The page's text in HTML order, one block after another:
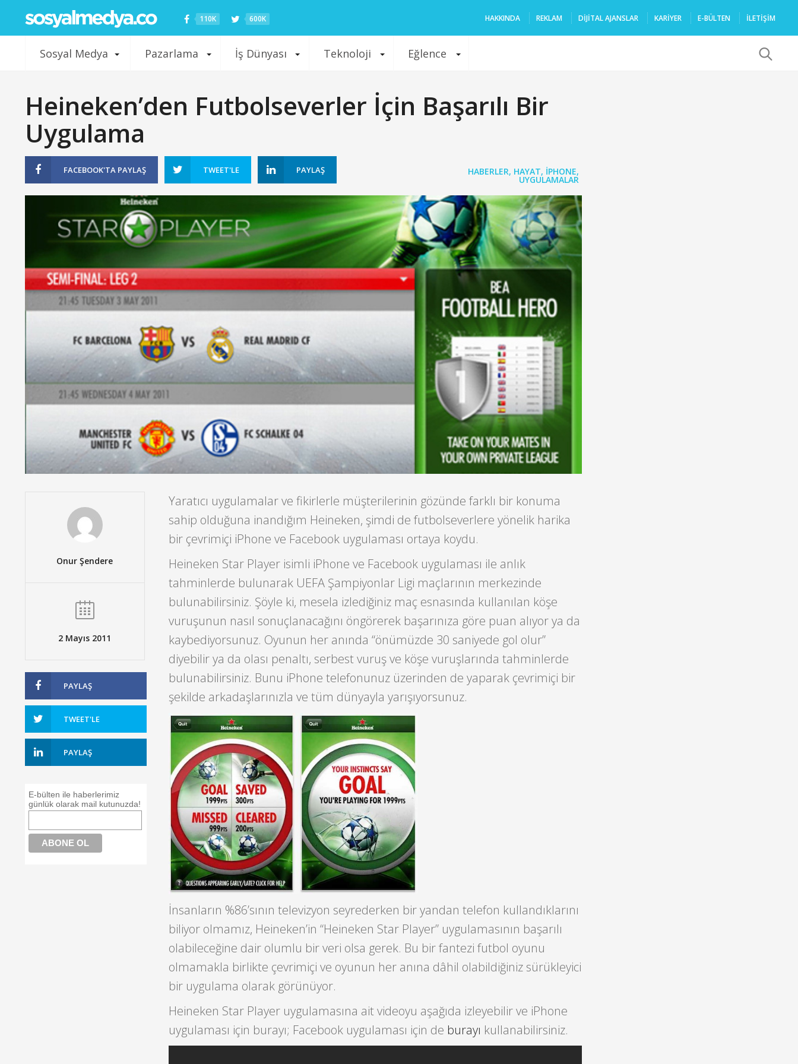
110K 600K HAKKINDA REKLAM DIJITAL AJANSLAR KARIYER E-BÜLTEN İLETİŞİM
Sosyal Medya Pazarlama İş Dünyası Teknoloji Eğlence
Heineken’den Futbolseverler İçin Başarılı Bir
Uygulama
FACEBOOK'TA PAYLAŞ TWEET'LE PAYLAŞ HABERLER, HAYAT, IPHONE,
UYGULAMALAR
Onur Şendere
2 Mayıs 2011
PAYLAŞ
TWEET'LE
PAYLAŞ
E-bülten ile haberlerimiz
günlük olarak mail kutunuzda!
Yaratıcı uygulamalar ve fikirlerle müşterilerinin gözünde farklı bir konuma
sahip olduğuna inandığım Heineken, şimdi de futbolseverlere yönelik harika
bir çevrimiçi iPhone ve Facebook uygulaması ortaya koydu.
Heineken Star Player isimli iPhone ve Facebook uygulaması ile anlık
tahminlerde bulunarak UEFA Şampiyonlar Ligi maçlarının merkezinde
bulunabilirsiniz. Şöyle ki, mesela izlediğiniz maç esnasında kullanılan köşe
vuruşunun nasıl sonuçlanacağını öngörerek başarınıza göre puan alıyor ya da
kaybediyorsunuz. Oyunun her anında “önümüzde 30 saniyede gol olur”
diyebilir ya da olası penaltı, serbest vuruş ve köşe vuruşlarında tahminlerde
bulunabilirsiniz. Bunu iPhone telefonunuz üzerinden de yaparak çevrimiçi bir
şekilde arkadaşlarınızla ve tüm dünyayla yarışıyorsunuz.
İnsanların %86’sının televizyon seyrederken bir yandan telefon kullandıklarını
biliyor olmamız, Heineken’in “Heineken Star Player” uygulamasının başarılı
olabileceğine dair olumlu bir veri olsa gerek. Bu bir fantezi futbol oyunu
olmamakla birlikte çevrimiçi ve oyunun her anına dâhil olabildiğiniz sürükleyici
bir uygulama olarak görünüyor.
Heineken Star Player uygulamasına ait videoyu aşağıda izleyebilir ve iPhone
uygulaması için burayı; Facebook uygulaması için de burayı kullanabilirsiniz.